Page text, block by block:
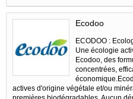
Ecodoo
ECODOO :
Une écologie
Ecodoo, des
concentrées,
actives d'origine végétale et/ou